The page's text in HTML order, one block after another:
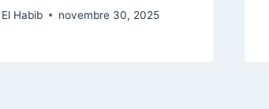
El Habib novembre 30, 2025